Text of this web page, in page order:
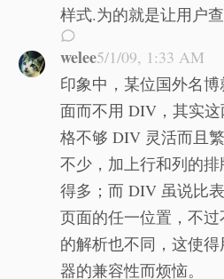
样式.为的就是让用户
welee5/1/09, 1:33 AM
印象中，某位国外名
面而不用 DIV，其实
格不够 DIV 灵活而且
不少，加上行和列的
得多；而 DIV 虽说比
页面的任一位置，不
的解析也不同，这使
器的兼容性而烦恼。